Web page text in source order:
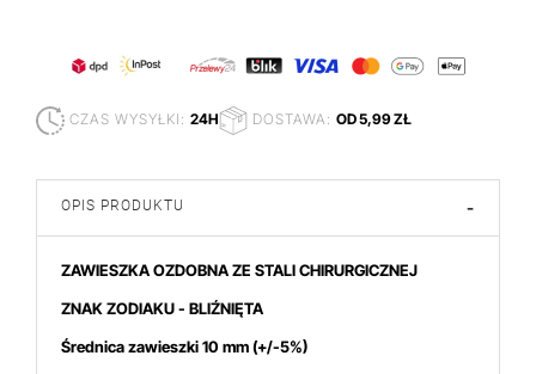
CZAS WYSYŁKI: 24H DOSTAWA: OD 5,99 ZŁ
OPIS PRODUKTU -
ZAWIESZKA OZDOBNA ZE STALI CHIRURGICZNEJ
ZNAK ZODIAKU - BLIŹNIĘTA
Średnica zawieszki 10 mm (+/-5%)